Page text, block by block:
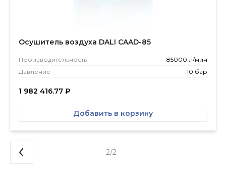
Осушитель воздуха DALI CAAD-85
Производитель­ность
85000 л/мин
Давление
10 бар
1 982 416.77 ₽
Добавить в корзину
2/2